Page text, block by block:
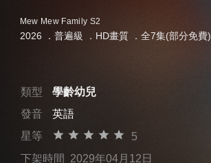
Mew Mew Family S2
2026 ． 普遍級 ．HD畫質 ．全7集(部分免費)
類型
學齡幼兒
發音
英語
星等
5
下架時間 2029年04月12日